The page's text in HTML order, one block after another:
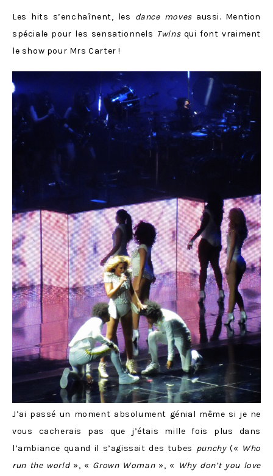
Les hits s’enchaînent, les dance movesaussi. Mention
spéciale pour les sensationnels Twinsqui font vraiment
le show pour Mrs Carter !
J’ai passé un moment absolument génial même si je ne
vous cacherais pas que j’étais mille fois plus dans
l’ambiance quand il s’agissait des tubes punchy(« Who
run the world », « Grown Woman», « Why don’t you love